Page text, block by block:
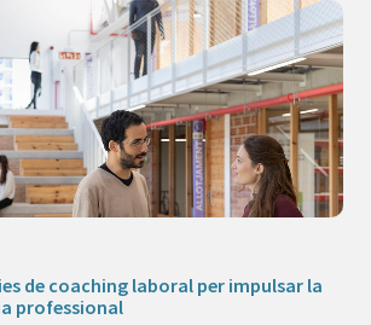
de coaching laboral per impulsar la
professional